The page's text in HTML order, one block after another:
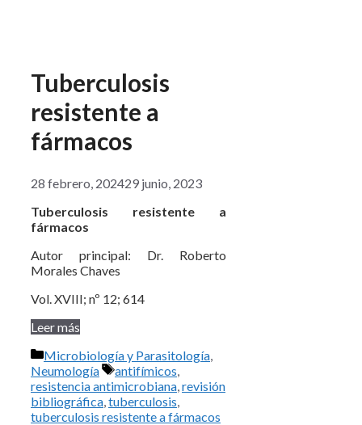
Tuberculosis
resistente a
fármacos
28 febrero, 202429 junio, 2023
Tuberculosis resistente a
fármacos
Autor principal: Dr. Roberto
Morales Chaves
Vol. XVIII; nº 12; 614
Leer más
Categorías
Microbiología y Parasitología
Neumología
Etiquetas
antifímicos
resistencia antimicrobiana revisión
bibliográfica tuberculosis
tuberculosis resistente a fármacos